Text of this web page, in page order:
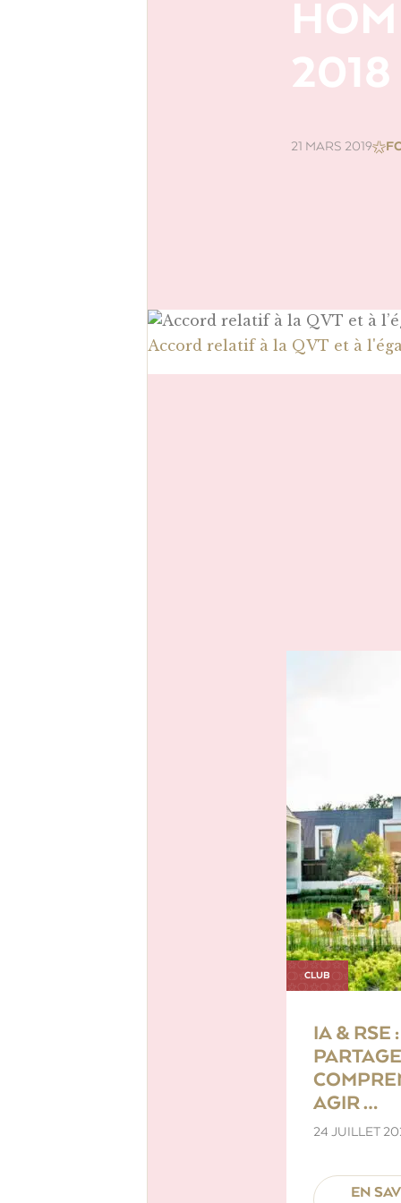
2018
21 MARS 2019
Accord relatif à la QVT et à
CLUB
IA & RSE :
AGIR …
24 JUILLET
EN